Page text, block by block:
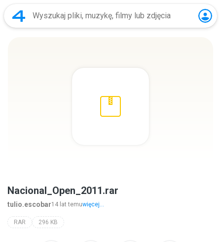
Nacional_Open_2011.rar
tulio.escobar14 lat temuwięcej...
RAR 296 KB